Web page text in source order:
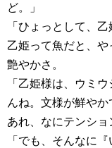
ど。」
「ひょっとして、
乙姫って魚だと、
艶やかさ。
「乙姫様は、ウミ
んね。文様が鮮やか
あれ、なにテンショ
「でも、そんなに